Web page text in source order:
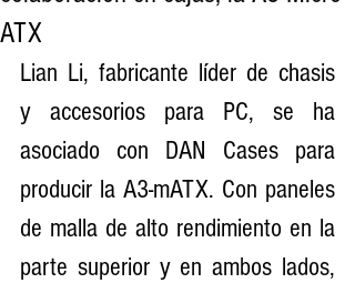
ATX
Lian Li, fabricante líder de chasis
y accesorios para PC, se ha
asociado con DAN Cases para
producir la A3-mATX. Con paneles
de malla de alto rendimiento en la
parte superior y en ambos lados,